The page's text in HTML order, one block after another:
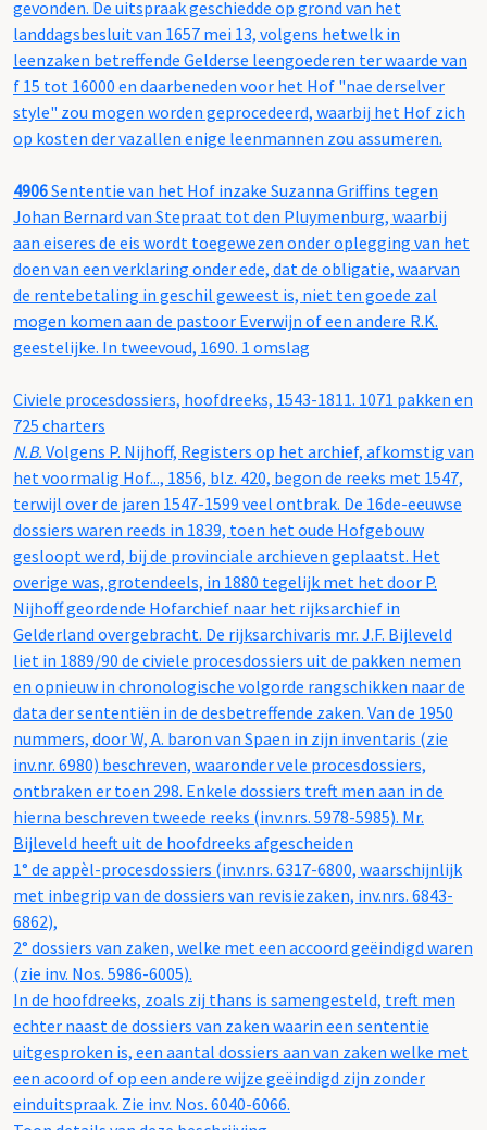
gevonden. De uitspraak geschiedde op grond van het
landdagsbesluit van 1657 mei 13, volgens hetwelk in
leenzaken betreffende Gelderse leengoederen ter waarde van
f 15 tot 16000 en daarbeneden voor het Hof "nae derselver
style" zou mogen worden geprocedeerd, waarbij het Hof zich
op kosten der vazallen enige leenmannen zou assumeren.
4906Sententie van het Hof inzake Suzanna Griffins tegen
Johan Bernard van Stepraat tot den Pluymenburg, waarbij
aan eiseres de eis wordt toegewezen onder oplegging van het
doen van een verklaring onder ede, dat de obligatie, waarvan
de rentebetaling in geschil geweest is, niet ten goede zal
mogen komen aan de pastoor Everwijn of een andere R.K.
geestelijke. In tweevoud, 1690. 1 omslag
Civiele procesdossiers, hoofdreeks, 1543-1811. 1071 pakken en
725 charters
N.B. Volgens P. Nijhoff, Registers op het archief, afkomstig van
het voormalig Hof..., 1856, blz. 420, begon de reeks met 1547,
terwijl over de jaren 1547-1599 veel ontbrak. De 16de-eeuwse
dossiers waren reeds in 1839, toen het oude Hofgebouw
gesloopt werd, bij de provinciale archieven geplaatst. Het
overige was, grotendeels, in 1880 tegelijk met het door P.
Nijhoff geordende Hofarchief naar het rijksarchief in
Gelderland overgebracht. De rijksarchivaris mr. J.F. Bijleveld
liet in 1889/90 de civiele procesdossiers uit de pakken nemen
en opnieuw in chronologische volgorde rangschikken naar de
data der sententiën in de desbetreffende zaken. Van de 1950
nummers, door W, A. baron van Spaen in zijn inventaris (zie
inv.nr. 6980) beschreven, waaronder vele procesdossiers,
ontbraken er toen 298. Enkele dossiers treft men aan in de
hierna beschreven tweede reeks (inv.nrs. 5978-5985). Mr.
Bijleveld heeft uit de hoofdreeks afgescheiden
1° de appèl-procesdossiers (inv.nrs. 6317-6800, waarschijnlijk
met inbegrip van de dossiers van revisiezaken, inv.nrs. 6843-
6862),
2° dossiers van zaken, welke met een accoord geëindigd waren
(zie inv. Nos. 5986-6005).
In de hoofdreeks, zoals zij thans is samengesteld, treft men
echter naast de dossiers van zaken waarin een sententie
uitgesproken is, een aantal dossiers aan van zaken welke met
een acoord of op een andere wijze geëindigd zijn zonder
einduitspraak. Zie inv. Nos. 6040-6066.